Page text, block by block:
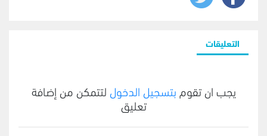
التعليقات
يجب ان تقوم بتسجيل الدخول لتتمكن من إضافة
تعليق